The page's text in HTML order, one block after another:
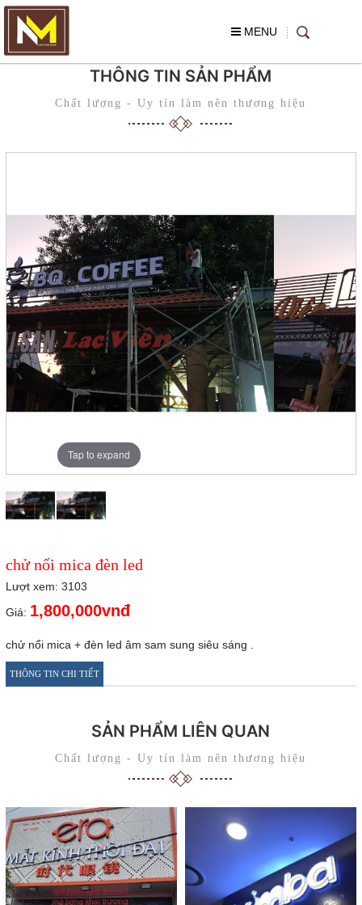
MENU
THÔNG TIN SẢN PHẨM
Chất lượng - Uy tín làm nên thương hiệu
chử nổi mica đèn led
Lượt xem: 3103
Giá: 1,800,000vnđ
chử nổi mica + đèn led âm sam sung siêu sáng .
THÔNG TIN CHI TIẾT
SẢN PHẨM LIÊN QUAN
Chất lượng - Uy tín làm nên thương hiệu